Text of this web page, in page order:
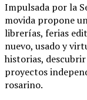
Impulsada por la
movida propone
librerías, ferias
nuevo, usado y
historias,
proyectos
rosarino.